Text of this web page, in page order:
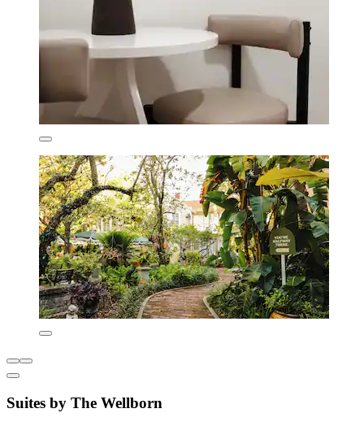
Suites by The Wellborn